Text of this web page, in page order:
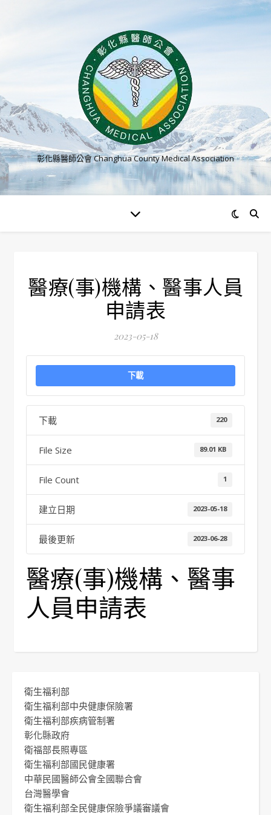
彰化縣醫師公會 Changhua County Medical Association
醫療(事)機構、醫事人員
申請表
2023-05-18
下載
下載 220
File Size 89.01 KB
File Count 1
建立日期 2023-05-18
最後更新 2023-06-28
醫療(事)機構、醫事
人員申請表
衛生福利部
衛生福利部中央健康保險署
衛生福利部疾病管制署
彰化縣政府
衛福部長照專區
衛生福利部國民健康署
中華民國醫師公會全國聯合會
台灣醫學會
衛生福利部全民健康保險爭議審議會